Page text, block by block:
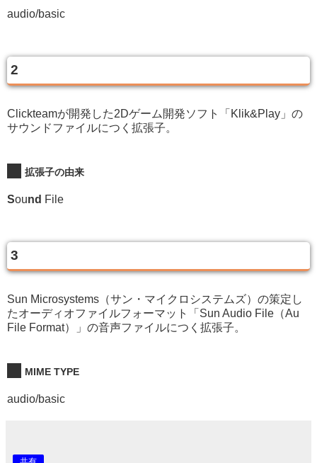
audio/basic
2
Clickteamが開発した2Dゲーム開発ソフト「Klik&Play」の
サウンドファイルにつく拡張子。
拡張子の由来
Sound File
3
Sun Microsystems（サン・マイクロシステムズ）の策定し
たオーディオファイルフォーマット「Sun Audio File（Au
File Format）」の音声ファイルにつく拡張子。
MIME TYPE
audio/basic